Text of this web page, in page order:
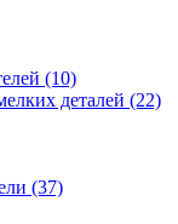
(10)
деталей (22)
(37)